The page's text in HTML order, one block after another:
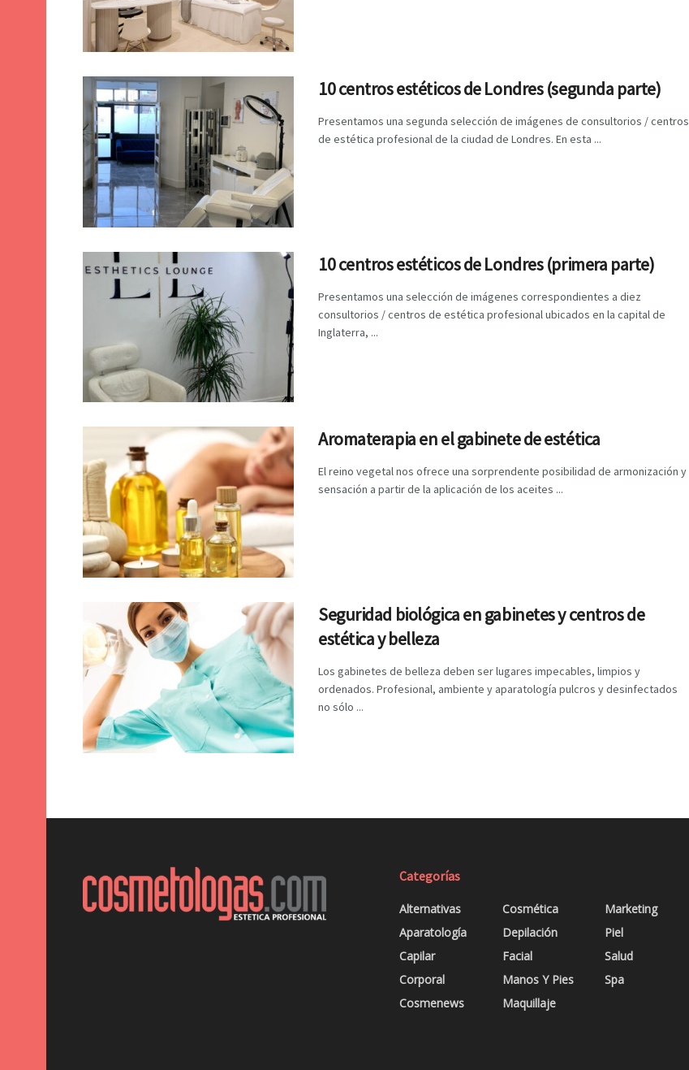
10 centros estéticos de Londres (segunda parte)
Presentamos una segunda selección de imágenes de consultorios / centros
de estética profesional de la ciudad de Londres. En esta ...
10 centros estéticos de Londres (primera parte)
Presentamos una selección de imágenes correspondientes a diez
consultorios / centros de estética profesional ubicados en la capital de
Inglaterra, ...
Aromaterapia en el gabinete de estética
El reino vegetal nos ofrece una sorprendente posibilidad de armonización y
sensación a partir de la aplicación de los aceites ...
Seguridad biológica en gabinetes y centros de
estética y belleza
Los gabinetes de belleza deben ser lugares impecables, limpios y
ordenados. Profesional, ambiente y aparatología pulcros y desinfectados
no sólo ...
Categorías
Alternativas
Aparatología
Capilar
Corporal
Cosmenews
Cosmética
Depilación
Facial
Manos Y Pies
Maquillaje
Marketing
Piel
Salud
Spa